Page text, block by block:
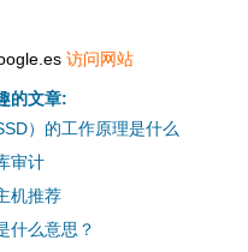
访问网站
的文章:
）的工作原理是什么
审计
机推荐
什么意思？